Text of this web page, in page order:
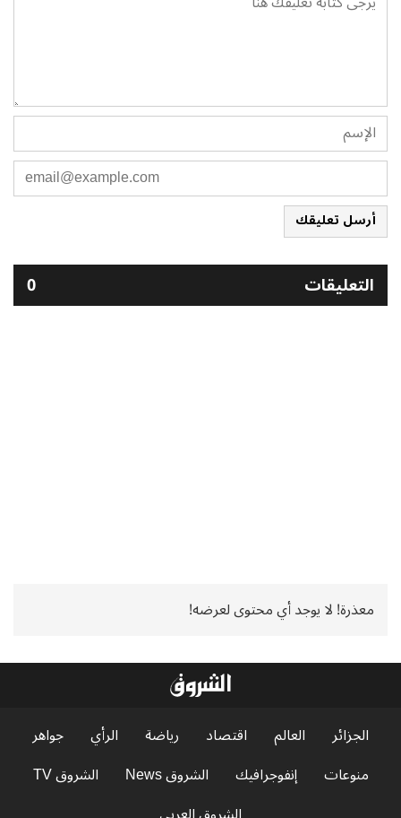
أرسل تعليقك
التعليقات 0
معذرة! لا يوجد أي محتوى لعرضه!
الجزائر العالم اقتصاد رياضة الرأي
جواهر
منوعات
إنفوجرافيك الشروق News
الشروق TV